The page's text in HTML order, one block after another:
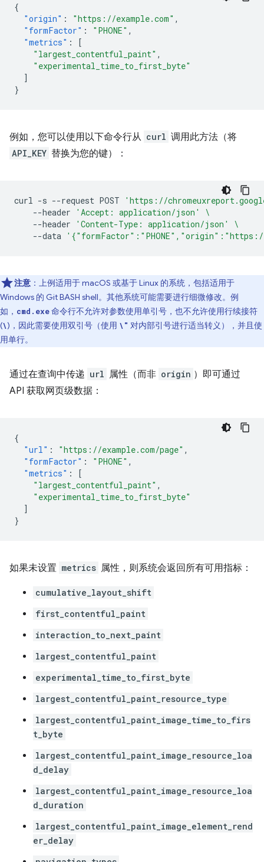
{
"origin" : "https://example.com" ,
"formFactor" : "PHONE" ,
"metrics" :
[
"largest_contentful_paint" ,
"experimental_time_to_first_byte"
]
}
例如，您可以使用以下命令行从 curl 调用此方法（将
API_KEY 替换为您的键）：
curl -s --request POST
'https://
--header
'Accept: application/json'
\
--header
'Content-Type: application/json'
\
--data
注意 ：上例适用于 macOS 或基于 Linux 的系统，包括适用于
Windows 的 Git BASH shell。其他系统可能需要进行细微修改。例
如， cmd.exe命令行不允许对参数使用单引号，也不允许使用行续接符
(\)，因此需要使用双引号（使用 \" 对内部引号进行适当转义），并且使
用单行。
通过在查询中传递 url 属性（而非 origin ）即可通过
API 获取网页级数据：
{
"url" : "https://example.com/page" ,
"formFactor" : "PHONE" ,
"metrics" :
[
"largest_contentful_paint" ,
"experimental_time_to_first_byte"
]
}
如果未设置 metrics 属性，则系统会返回所有可用指标：
cumulative_layout_shift
first_contentful_paint
interaction_to_next_paint
largest_contentful_paint
experimental_time_to_first_byte
largest_contentful_paint_resource_type
largest_contentful_paint_image_time_to_firs
t_byte
largest_contentful_paint_image_resource_loa
d_delay
largest_contentful_paint_image_resource_loa
d_duration
largest_contentful_paint_image_element_rend
er_delay